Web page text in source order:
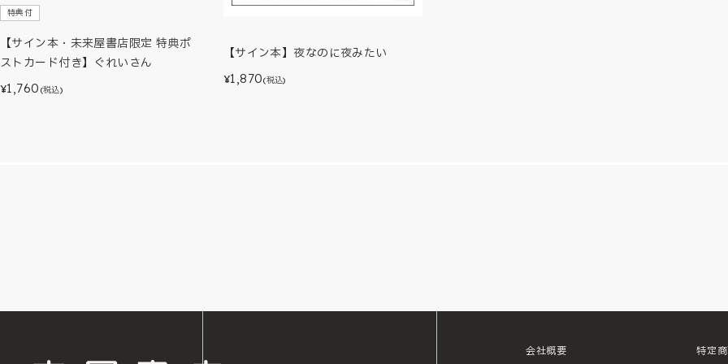
特典付
【サイン本・未来屋書店限定 特典ポ
ストカード付き】ぐれいさん
¥1,760 (税込)
【サイン本】夜なのに夜みたい
¥1,870(税込)
会社概要 特定